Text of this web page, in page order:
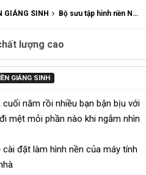
GIÁNG SINH Bộ sưu tập hình nền Noel chất lượng cao
lượng cao
GIÁNG SINH
năm rồi nhiều bạn bận bịu với
mệt mỏi phần nào khi ngắm nhìn
cài đặt làm hình nền của máy tính